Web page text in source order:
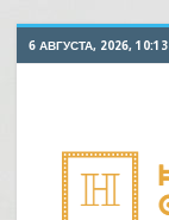
6 АВГУСТА, 2026, 10:13